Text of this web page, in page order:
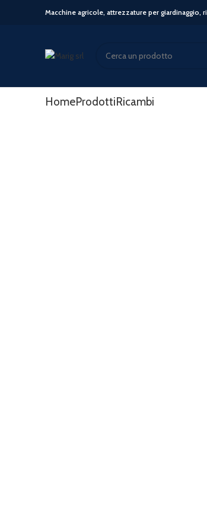
Macchine agricole, attrezzature per giardinaggio,
HomeProdottiRicambi
Start typing to see posts you are looking for.